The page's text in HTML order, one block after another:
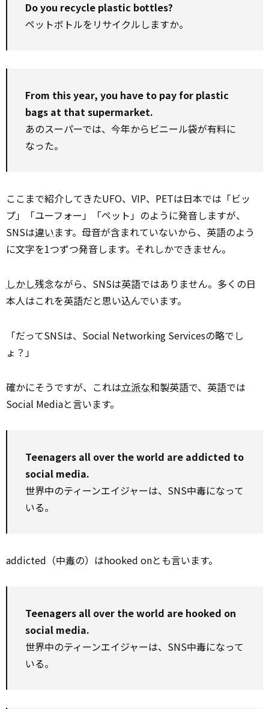
Do you recycle plastic bottles?
ペットボトルをリサイクルしますか。
From this year, you have to pay for plastic
bags at that supermarket.
あのスーパーでは、今年からビニール袋が有料に
なった。
ここまで紹介してきたUFO、VIP、PETは日本では「ビッ
プ」「ユーフォー」「ペット」のように発音しますが、
SNSは違います。母音が含まれていないから、英語のよう
に文字を1つずつ発音します。それしかできません。
しかし残念ながら、SNSは英語ではありません。多くの日
本人はこれを英語だと思い込んでいます。
「だってSNSは、Social Networking Servicesの略でし
ょ？」
確かにそうですが、これは立派な和製英語で、英語では
Social Mediaと言います。
Teenagers all over the world are addicted to
social media.
世界中のティーンエイジャーは、SNS中毒になって
いる。
addicted（中毒の）はhooked onとも言います。
Teenagers all over the world are hooked on
social media.
世界中のティーンエイジャーは、SNS中毒になって
いる。